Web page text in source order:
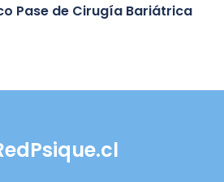
Pase de Cirugía Bariátrica